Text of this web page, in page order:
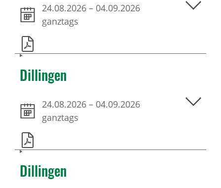
24.08.2026 – 04.09.2026
ganztags
Dillingen
24.08.2026 – 04.09.2026
ganztags
Dillingen